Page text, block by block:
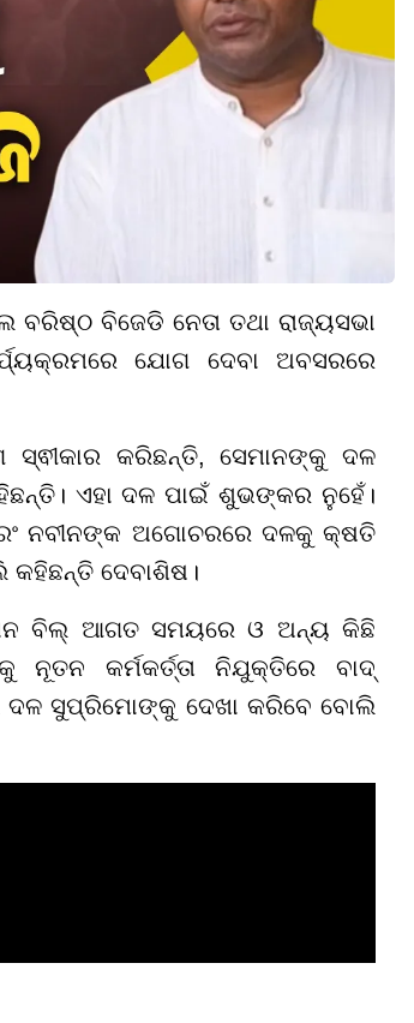
ବିଜେଡି ନେତା ତଥା ରାଜ୍ୟସଭା
ଯୋଗ ଦେବା ଅବସରରେ
କରିଛନ୍ତି, ସେମାନଙ୍କୁ ଦଳ
ଏହା ଦଳ ପାଇଁ ଶୁଭଙ୍କର ନୁହେଁ।
ନବୀନଙ୍କ ଅଗୋଚରରେ ଦଳକୁ କ୍ଷତି
କହିଛନ୍ତି ଦେବାଶିଷ।
ବିଲ୍ ଆଗତ ସମୟରେ ଓ ଅନ୍ୟ କିଛି
କର୍ମକର୍ତ୍ତା ନିଯୁକ୍ତିରେ ବାଦ୍
ଦଳ ସୁପ୍ରିମୋଙ୍କୁ ଦେଖା କରିବେ ବୋଲି